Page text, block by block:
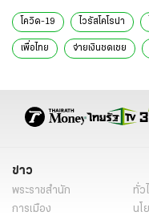
โควิด-19 ไวรัสโคโรน่า
เพื่อไทย จ่ายเงินชดเชย
ข่าว
พระราชสำนัก ทั่ว
การเมือง
นโ